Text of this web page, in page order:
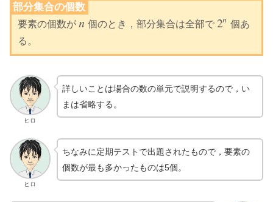
部分集合の個数
要素の個数が 𝑛
n 個のとき，部分集合は全部で 2𝑛
2n 個あ
る。
ヒロ
詳しいことは場合の数の単元で説明するので，い
まは省略する。
ヒロ
ちなみに定期テストで出題されたもので，要素の
個数が最も多かったものは5個。